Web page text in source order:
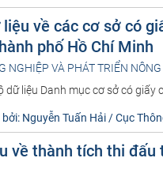
liệu về các cơ sở có
phố Hồ Chí Minh
NGHIỆP VÀ PHÁT TRIỂN
dữ liệu Danh mục cơ sở có giấy
Nguyễn Tuấn Hải / Cục
về thành tích thi đấu